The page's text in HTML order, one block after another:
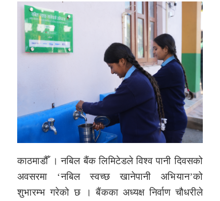
काठमाडौँ । नबिल बैंक लिमिटेडले विश्व पानी दिवसको
अवसरमा ‘नबिल स्वच्छ खानेपानी अभियान’को
शुभारम्भ गरेको छ । बैंकका अध्यक्ष निर्वाण चौधरीले